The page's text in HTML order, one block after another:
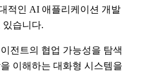
적인 AI 애플리케이션 개발
있습니다.
전트의 협업 가능성을 탐색
이해하는 대화형 시스템을